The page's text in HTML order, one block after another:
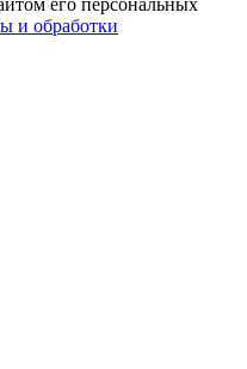
и обработки